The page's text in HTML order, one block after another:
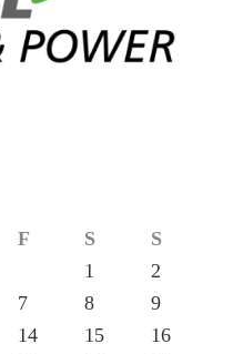
F S
S
1
2
7 8
9
14 15
16